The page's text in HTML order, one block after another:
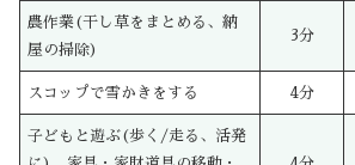
農作業(干し草をまとめる、納
屋の掃除)
3分
スコップで雪かきをする 4分
子どもと遊ぶ(歩く/走る、活発